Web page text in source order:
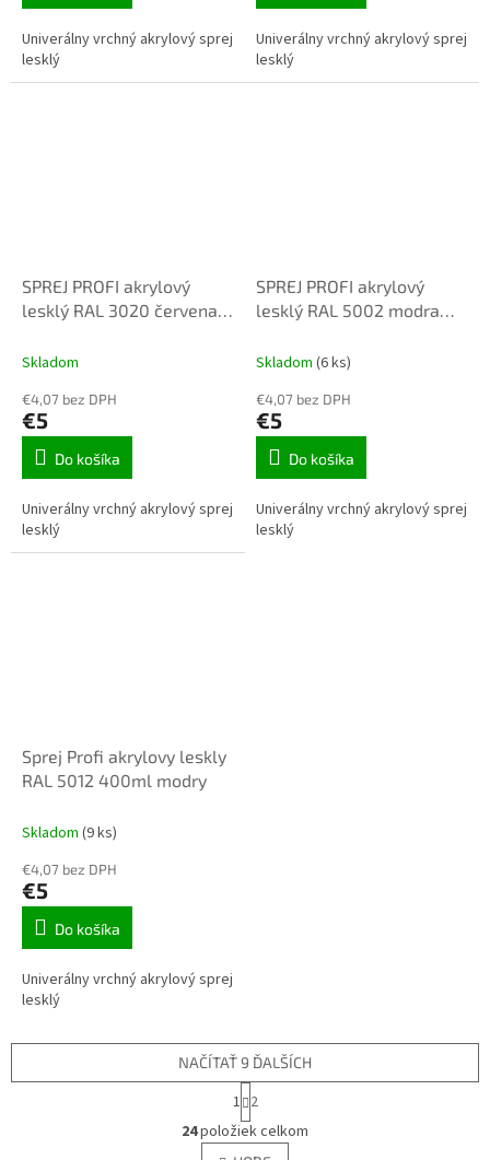
Univerálny vrchný akrylový sprej
lesklý
Univerálny vrchný akrylový sprej
lesklý
SPREJ PROFI akrylový
lesklý RAL 3020 červena
Skladom
€4,07 bez DPH
€5
Do košíka
Univerálny vrchný akrylový sprej
lesklý
SPREJ PROFI akrylový
lesklý RAL 5002 modra
Skladom (6 ks)
€4,07 bez DPH
€5
Do košíka
Univerálny vrchný akrylový sprej
lesklý
Sprej Profi akrylovy leskly
RAL 5012 400ml modry
Skladom (9 ks)
€4,07 bez DPH
€5
Do košíka
Univerálny vrchný akrylový sprej
lesklý
O
v
NAČÍTAŤ 9 ĎALŠÍCH
S
t
r
á
1 2
24položiek celkom